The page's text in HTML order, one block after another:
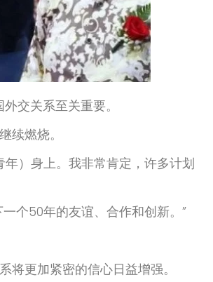
交关系至关重要。
续燃烧。
）身上。我非常肯定，许多计划
个50年的友谊、合作和创新。”
更加紧密的信心日益增强。